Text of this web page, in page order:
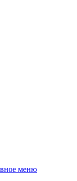
меню